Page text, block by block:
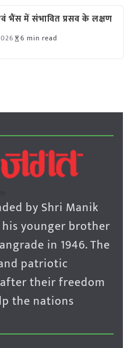
भैंस में संभावित प्रसव के लक्षण
6 min read
by Shri Manik
younger brother
in 1946. The
patriotic
their freedom
the nations